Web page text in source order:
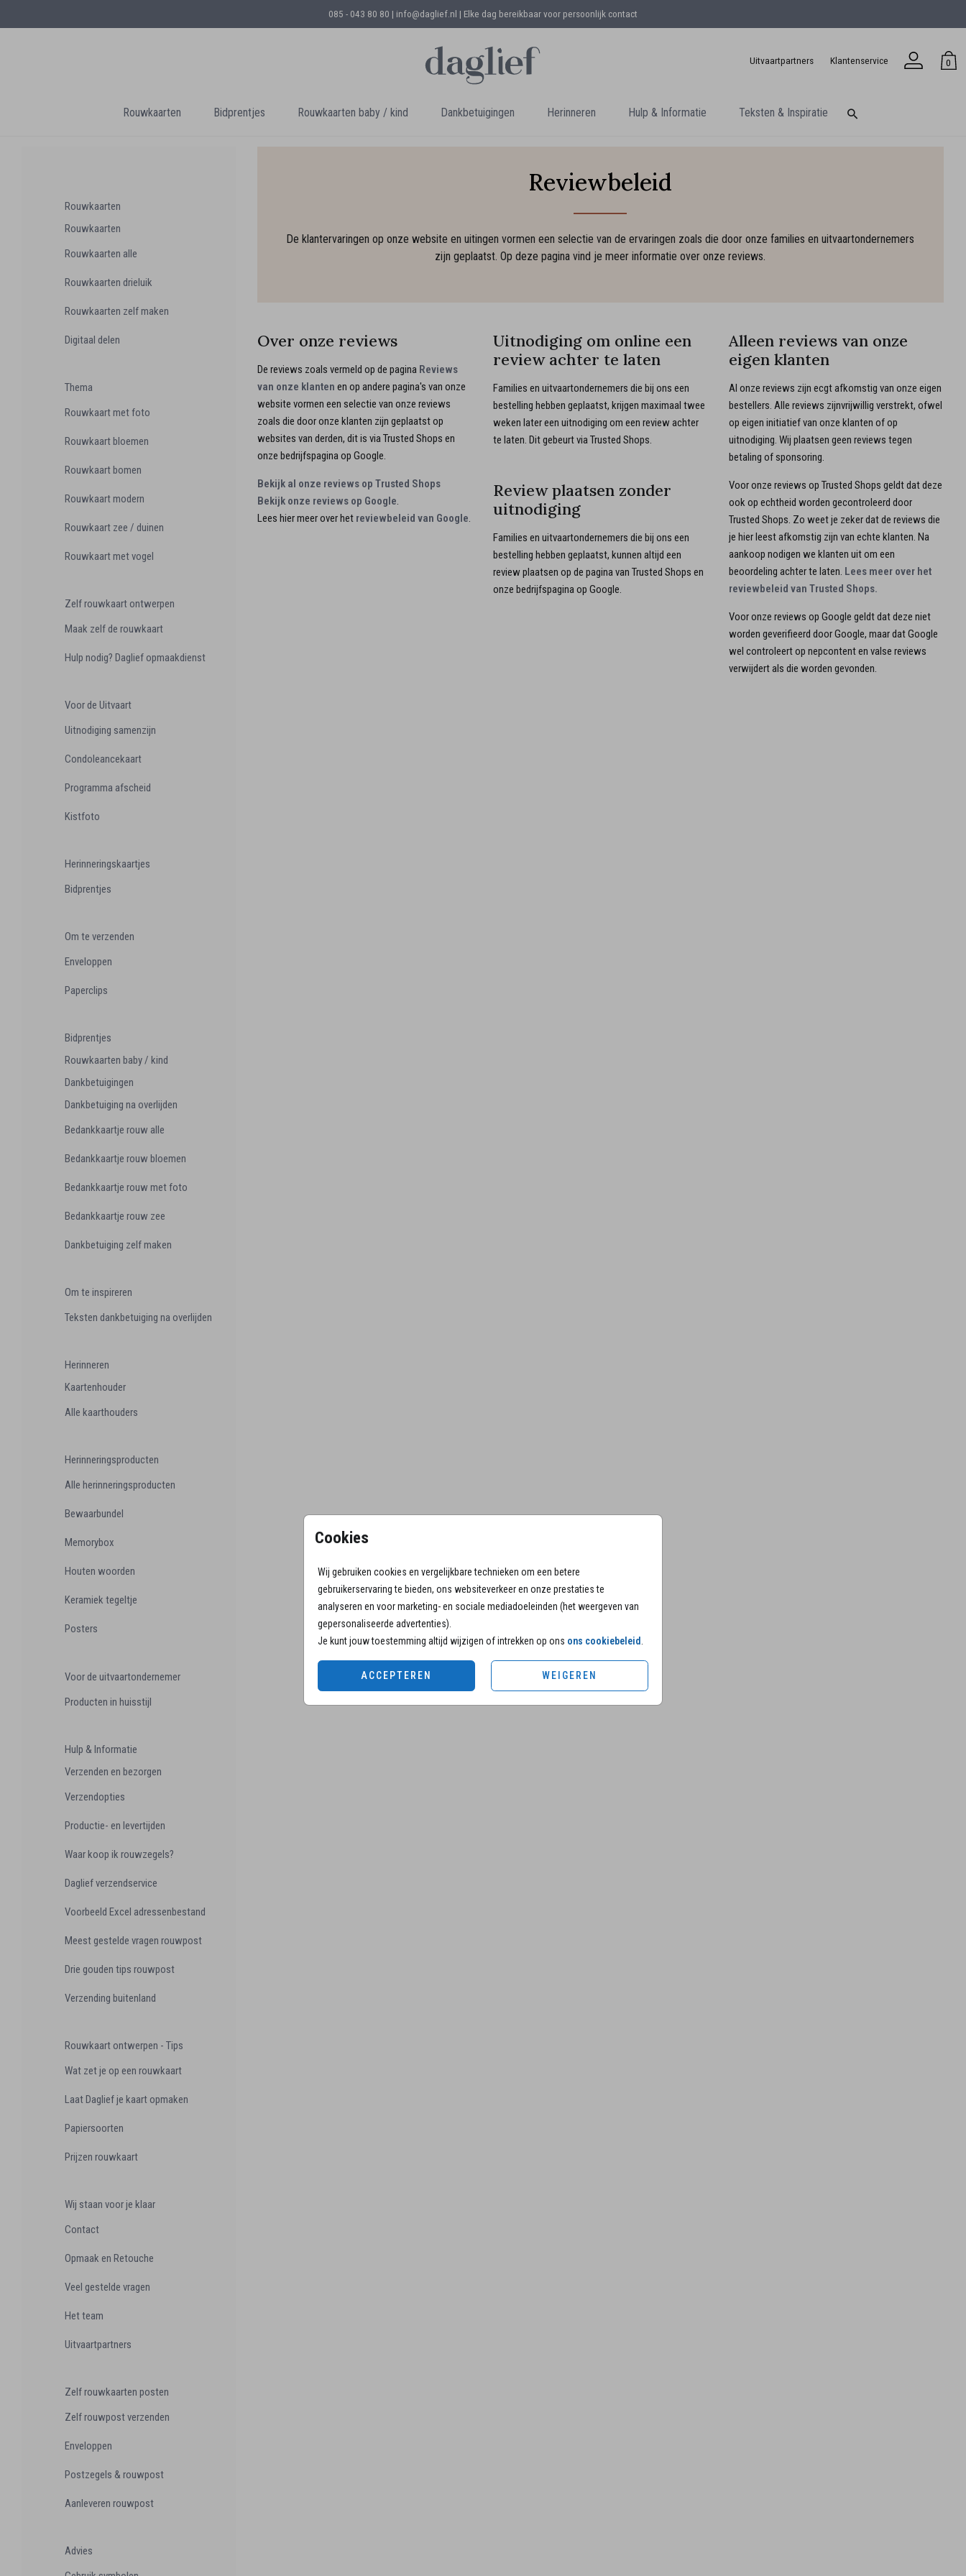
085 - 043 80 80 | info@daglief.nl | Elke dag bereikbaar voor persoonlijk contact
Uitvaartpartners Klantenservice 0
Rouwkaarten Bidprentjes Rouwkaarten baby / kind Dankbetuigingen Herinneren Hulp & Informatie Teksten & Inspiratie
Cookies
Wij gebruiken cookies en vergelijkbare technieken om een betere
gebruikerservaring te bieden, ons websiteverkeer en onze prestaties te
analyseren en voor marketing- en sociale mediadoeleinden (het weergeven van
gepersonaliseerde advertenties).
Je kunt jouw toestemming altijd wijzigen of intrekken op ons ons cookiebeleid
ACCEPTEREN WEIGEREN
Rouwkaarten
Rouwkaarten
Rouwkaarten alle
Rouwkaarten drieluik
Rouwkaarten zelf maken
Digitaal delen
Thema
Rouwkaart met foto
Rouwkaart bloemen
Rouwkaart bomen
Rouwkaart modern
Rouwkaart zee / duinen
Rouwkaart met vogel
Zelf rouwkaart ontwerpen
Maak zelf de rouwkaart
Hulp nodig? Daglief opmaakdienst
Voor de Uitvaart
Uitnodiging samenzijn
Condoleancekaart
Programma afscheid
Kistfoto
Herinneringskaartjes
Bidprentjes
Om te verzenden
Enveloppen
Paperclips
Bidprentjes
Rouwkaarten baby / kind
Dankbetuigingen
Dankbetuiging na overlijden
Bedankkaartje rouw alle
Bedankkaartje rouw bloemen
Bedankkaartje rouw met foto
Bedankkaartje rouw zee
Dankbetuiging zelf maken
Om te inspireren
Teksten dankbetuiging na overlijden
Herinneren
Kaartenhouder
Alle kaarthouders
Herinneringsproducten
Alle herinneringsproducten
Bewaarbundel
Memorybox
Houten woorden
Keramiek tegeltje
Posters
Voor de uitvaartondernemer
Producten in huisstijl
Hulp & Informatie
Verzenden en bezorgen
Verzendopties
Productie- en levertijden
Waar koop ik rouwzegels?
Daglief verzendservice
Voorbeeld Excel adressenbestand
Meest gestelde vragen rouwpost
Drie gouden tips rouwpost
Verzending buitenland
Rouwkaart ontwerpen - Tips
Wat zet je op een rouwkaart
Laat Daglief je kaart opmaken
Papiersoorten
Prijzen rouwkaart
Wij staan voor je klaar
Contact
Opmaak en Retouche
Veel gestelde vragen
Het team
Uitvaartpartners
Zelf rouwkaarten posten
Zelf rouwpost verzenden
Enveloppen
Postzegels & rouwpost
Aanleveren rouwpost
Advies
Reviewbeleid
De klantervaringen op onze website en uitingen vormen een selectie van de ervaringen zoals die door onze families en uitvaartondernemers
zijn geplaatst. Op deze pagina vind je meer informatie over onze reviews.
Over onze reviews
De reviews zoals vermeld op de pagina Reviews
van onze klanten en op andere pagina's van onze
website vormen een selectie van onze reviews
zoals die door onze klanten zijn geplaatst op
websites van derden, dit is via Trusted Shops en
onze bedrijfspagina op Google.
Bekijk al onze reviews op Trusted Shops
Bekijk onze reviews op Google.
Lees hier meer over het reviewbeleid van Google.
Uitnodiging om online een
review achter te laten
Families en uitvaartondernemers die bij ons een
bestelling hebben geplaatst, krijgen maximaal twee
weken later een uitnodiging om een review achter
te laten. Dit gebeurt via Trusted Shops.
Review plaatsen zonder
uitnodiging
Families en uitvaartondernemers die bij ons een
bestelling hebben geplaatst, kunnen altijd een
review plaatsen op de pagina van Trusted Shops en
onze bedrijfspagina op Google.
Alleen reviews van onze
eigen klanten
Al onze reviews zijn ecgt afkomstig van onze eigen
bestellers. Alle reviews zijnvrijwillig verstrekt, ofwel
op eigen initiatief van onze klanten of op
uitnodiging. Wij plaatsen geen reviews tegen
betaling of sponsoring.
Voor onze reviews op Trusted Shops geldt dat deze
ook op echtheid worden gecontroleerd door
Trusted Shops. Zo weet je zeker dat de reviews die
je hier leest afkomstig zijn van echte klanten. Na
aankoop nodigen we klanten uit om een
beoordeling achter te laten. Lees meer over het
reviewbeleid van Trusted Shops.
Voor onze reviews op Google geldt dat deze niet
worden geverifieerd door Google, maar dat Google
wel controleert op nepcontent en valse reviews
verwijdert als die worden gevonden.